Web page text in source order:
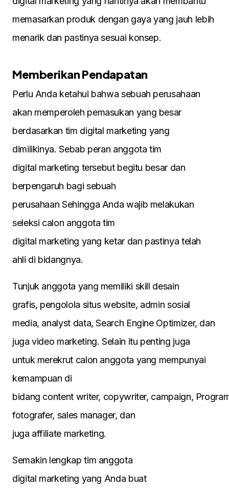
memasarkan produk dengan gaya yang jauh lebih
menarik dan pastinya sesuai konsep.
Memberikan Pendapatan
Perlu Anda ketahui bahwa sebuah perusahaan
akan memperoleh pemasukan yang besar
berdasarkan tim digital marketing yang
dimilikinya. Sebab peran anggota tim
digital marketing tersebut begitu besar dan
berpengaruh bagi sebuah
perusahaan Sehingga Anda wajib melakukan
seleksi calon anggota tim
digital marketing yang ketar dan pastinya telah
ahli di bidangnya.
Tunjuk anggota yang memiliki skill desain
grafis, pengolola situs website, admin sosial
media, analyst data, Search Engine Optimizer, dan
juga video marketing. Selain itu penting juga
untuk merekrut calon anggota yang mempunyai
kemampuan di
bidang content writer, copywriter, campaign,
fotografer, sales manager, dan
juga affiliate marketing.
Semakin lengkap tim anggota
digital marketing yang Anda buat